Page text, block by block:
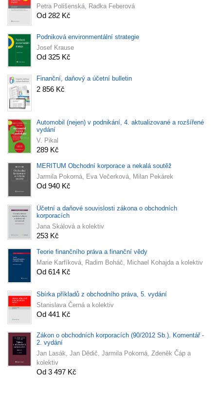
Petra Polišenská, Radka Feberová
Od 282 Kč
Podniková environmentální strategie
Josef Krause
Od 325 Kč
Finanční, daňový a účetní bulletin
2 856 Kč
Automobil (nejen) v podnikání, 4. aktualizované a rozšířené
vydání
V. Pikal
289 Kč
MERITUM Obchodní korporace a nekalá soutěž
Jarmila Pokorná, Eva Večerková, Milan Pekárek
Od 940 Kč
Účetní a daňové souvislosti zákona o obchodních
korporacích
Jana Skálová a kolektiv
253 Kč
Teorie finančního práva a finanční vědy
Marie Karfíková, Radim Boháč, Michael Kohajda a kolektiv
Od 614 Kč
Sbírka příkladů z obchodního práva, 5. vydání
Stanislava Černá a kolektiv
Od 441 Kč
Zákon o obchodních korporacích (90/2012 Sb.). Komentář -
2. vydání
Jan Lasák, Jan Dědič, Jarmila Pokorná, Zdeněk Čáp a
kolektiv
Od 3 497 Kč